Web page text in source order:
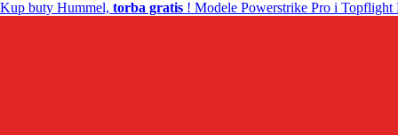
Kup buty Hummel, torba gratis ! Modele Powerstrike Pro i Topflight